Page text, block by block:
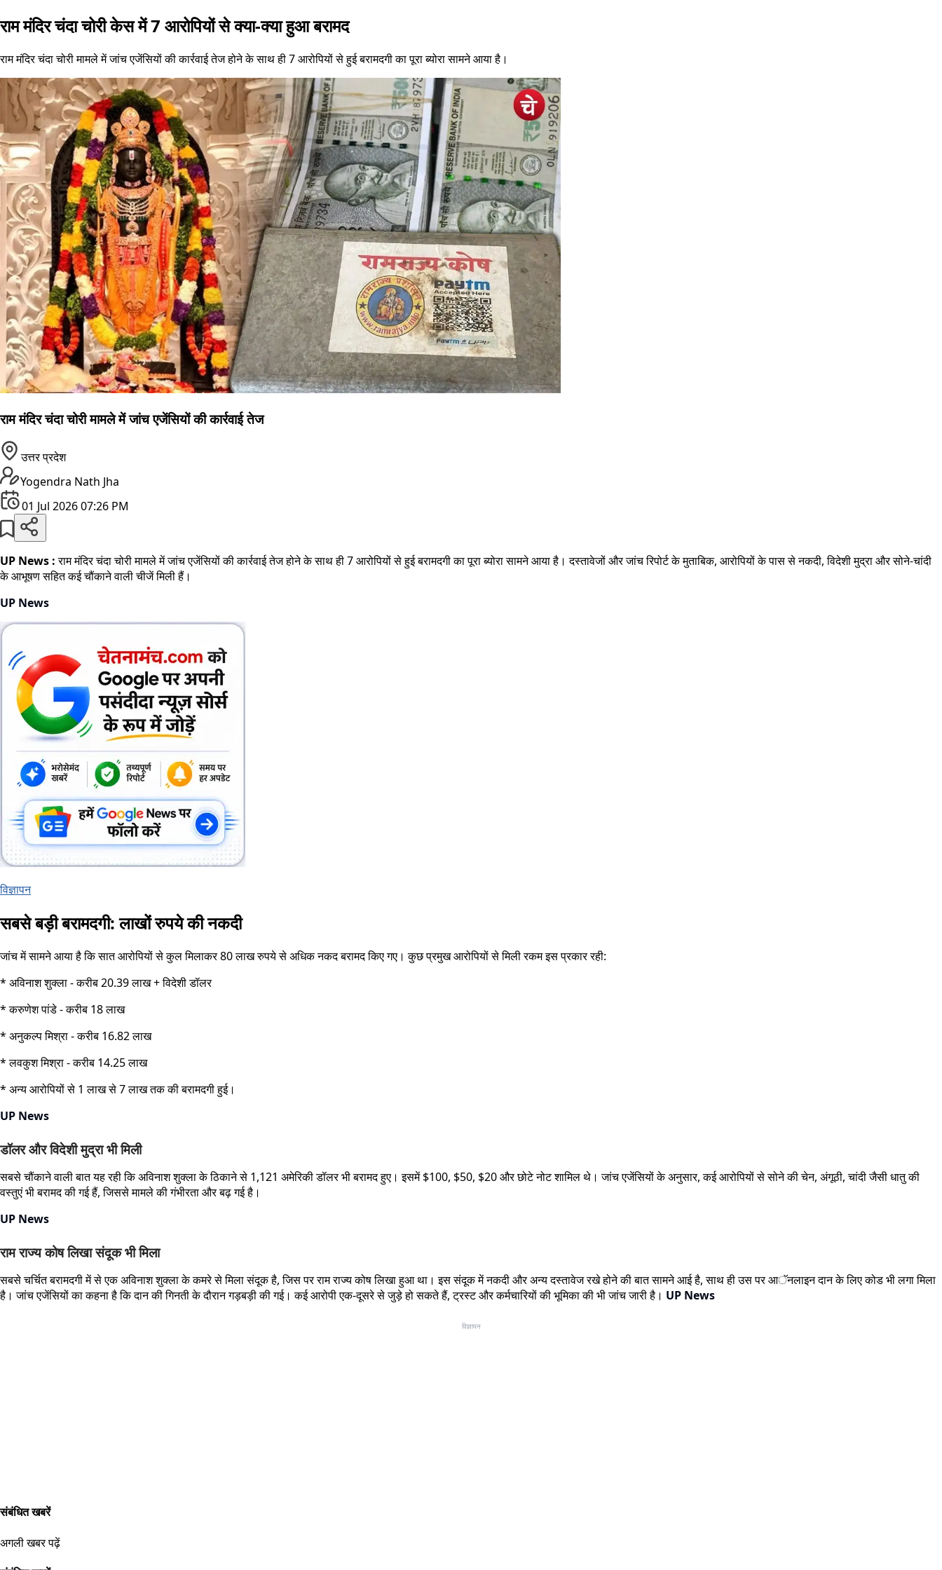
राम मंदिर चंदा चोरी केस में 7 आरोपियों से क्या-क्या हुआ बरामद
राम मंदिर चंदा चोरी मामले में जांच एजेंसियों की कार्रवाई तेज होने के साथ ही 7 आरोपियों से हुई बरामदगी का पूरा ब्योरा सामने आया है।
राम मंदिर चंदा चोरी मामले में जांच एजेंसियों की कार्रवाई तेज
उत्तर प्रदेश
Yogendra Nath Jha
01 Jul 2026 07:26 PM
UP News :राम मंदिर चंदा चोरी मामले में जांच एजेंसियों की कार्रवाई तेज होने के साथ ही 7 आरोपियों से हुई बरामदगी का पूरा ब्योरा सामने आया है। दस्तावेजों और जांच रिपोर्ट के मुताबिक, आरोपियों के पास से नकदी, विदेशी मुद्रा और सोने-चांदी
के आभूषण सहित कई चौंकाने वाली चीजें मिली हैं।
UP News
विज्ञापन
सबसे बड़ी बरामदगी: लाखों रुपये की नकदी
जांच में सामने आया है कि सात आरोपियों से कुल मिलाकर 80 लाख रुपये से अधिक नकद बरामद किए गए। कुछ प्रमुख आरोपियों से मिली रकम इस प्रकार रही:
* अविनाश शुक्ला - करीब 20.39 लाख + विदेशी डॉलर
* करुणेश पांडे - करीब 18 लाख
* अनुकल्प मिश्रा - करीब 16.82 लाख
* लवकुश मिश्रा - करीब 14.25 लाख
* अन्य आरोपियों से 1 लाख से 7 लाख तक की बरामदगी हुई।
UP News
डॉलर और विदेशी मुद्रा भी मिली
सबसे चौंकाने वाली बात यह रही कि अविनाश शुक्ला के ठिकाने से 1,121 अमेरिकी डॉलर भी बरामद हुए। इसमें $100, $50, $20 और छोटे नोट शामिल थे। जांच एजेंसियों के अनुसार, कई आरोपियों से सोने की चेन, अंगूठी, चांदी जैसी धातु की
वस्तुएं भी बरामद की गई हैं, जिससे मामले की गंभीरता और बढ़ गई है।
UP News
राम राज्य कोष लिखा संदूक भी मिला
सबसे चर्चित बरामदगी में से एक अविनाश शुक्ला के कमरे से मिला संदूक है, जिस पर राम राज्य कोष लिखा हुआ था। इस संदूक में नकदी और अन्य दस्तावेज रखे होने की बात सामने आई है, साथ ही उस पर आॅनलाइन दान के लिए कोड भी लगा मिला
है। जांच एजेंसियों का कहना है कि दान की गिनती के दौरान गड़बड़ी की गई। कई आरोपी एक-दूसरे से जुड़े हो सकते हैं, ट्रस्ट और कर्मचारियों की भूमिका की भी जांच जारी है। UP News
विज्ञापन
संबंधित खबरें
अगली खबर पढ़ें